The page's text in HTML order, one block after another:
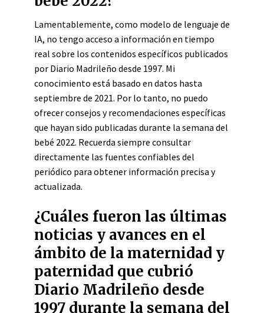
Lamentablemente, como modelo de lenguaje de
IA, no tengo acceso a información en tiempo
real sobre los contenidos específicos publicados
por Diario Madrileño desde 1997. Mi
conocimiento está basado en datos hasta
septiembre de 2021. Por lo tanto, no puedo
ofrecer consejos y recomendaciones específicas
que hayan sido publicadas durante la semana del
bebé 2022. Recuerda siempre consultar
directamente las fuentes confiables del
periódico para obtener información precisa y
actualizada.
¿Cuáles fueron las últimas
noticias y avances en el
ámbito de la maternidad y
paternidad que cubrió
Diario Madrileño desde
1997 durante la semana del